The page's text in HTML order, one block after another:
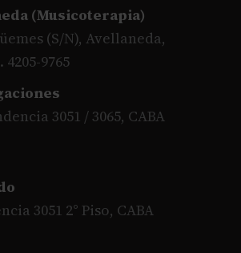
(Musicoterapia)
(S/N), Avellaneda,
4205-9765
3051 / 3065, CABA
3051 2° Piso, CABA